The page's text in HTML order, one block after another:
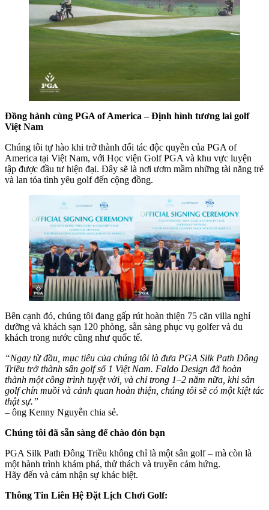
Đồng hành cùng PGA of America – Định hình tương lai golf
Việt Nam
Chúng tôi tự hào khi trở thành đối tác độc quyền của PGA of
America tại Việt Nam, với Học viện Golf PGA và khu vực luyện
tập được đầu tư hiện đại. Đây sẽ là nơi ươm mầm những tài năng trẻ
và lan tỏa tình yêu golf đến cộng đồng.
Bên cạnh đó, chúng tôi đang gấp rút hoàn thiện 75 căn villa nghỉ
dưỡng và khách sạn 120 phòng, sẵn sàng phục vụ golfer và du
khách trong nước cũng như quốc tế.
“Ngay từ đầu, mục tiêu của chúng tôi là đưa PGA Silk Path Đông
Triều trở thành sân golf số 1 Việt Nam. Faldo Design đã hoàn
thành một công trình tuyệt vời, và chỉ trong 1–2 năm nữa, khi sân
golf chín muồi và cảnh quan hoàn thiện, chúng tôi sẽ có một kiệt tác
thật sự.”
– ông Kenny Nguyễn chia sẻ.
Chúng tôi đã sẵn sàng để chào đón bạn
PGA Silk Path Đông Triều không chỉ là một sân golf – mà còn là
một hành trình khám phá, thử thách và truyền cảm hứng.
Hãy đến và cảm nhận sự khác biệt.
Thông Tin Liên Hệ Đặt Lịch Chơi Golf: